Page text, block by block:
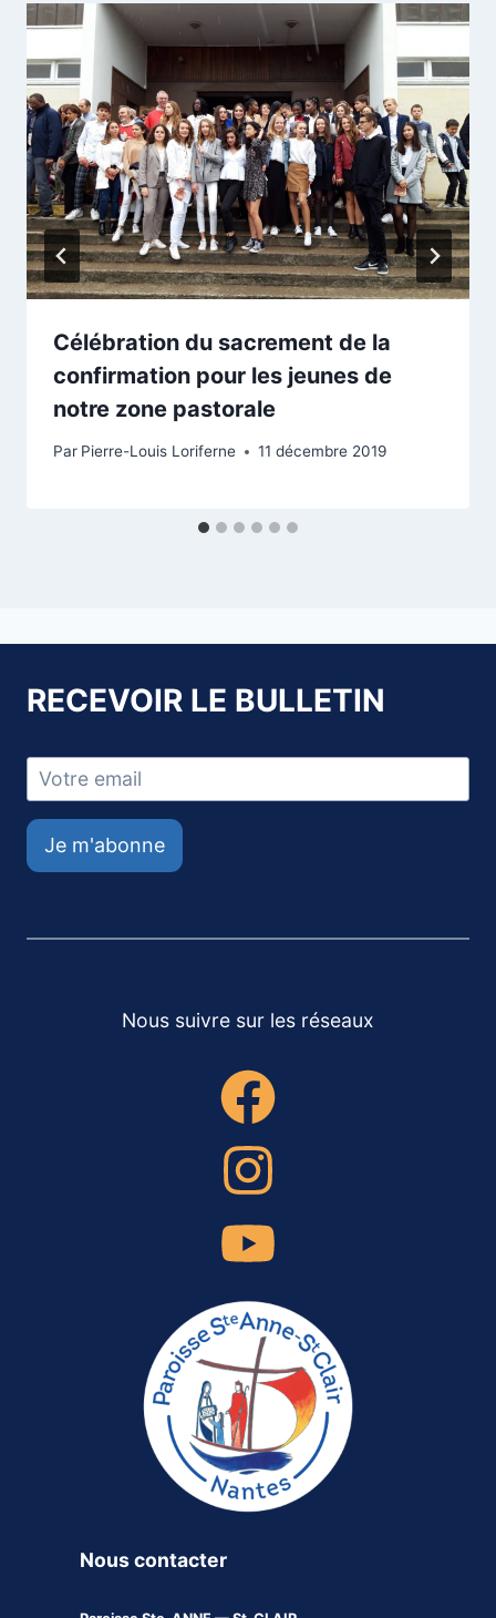
Célébration du sacrement de la
confirmation pour les jeunes de
notre zone pastorale
Par Pierre-Louis Loriferne 11 décembre 2019
RECEVOIR LE BULLETIN
Je m'abonne
Nous suivre sur les réseaux
Nous contacter